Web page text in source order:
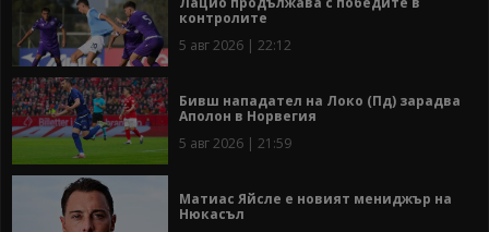
контролите
5 авг 2026 | 22:12
Бивш нападател на Локо (Пд) зарадва
Аполон в Норвегия
5 авг 2026 | 21:59
Матиас Яйсле е новият мениджър на
Нюкасъл